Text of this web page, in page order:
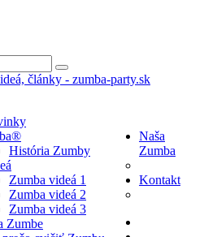
História Zumby
Zumba videá 1
Zumba videá 2
Zumba videá 3
Zumbe
Naša
Zumba
Kontakt